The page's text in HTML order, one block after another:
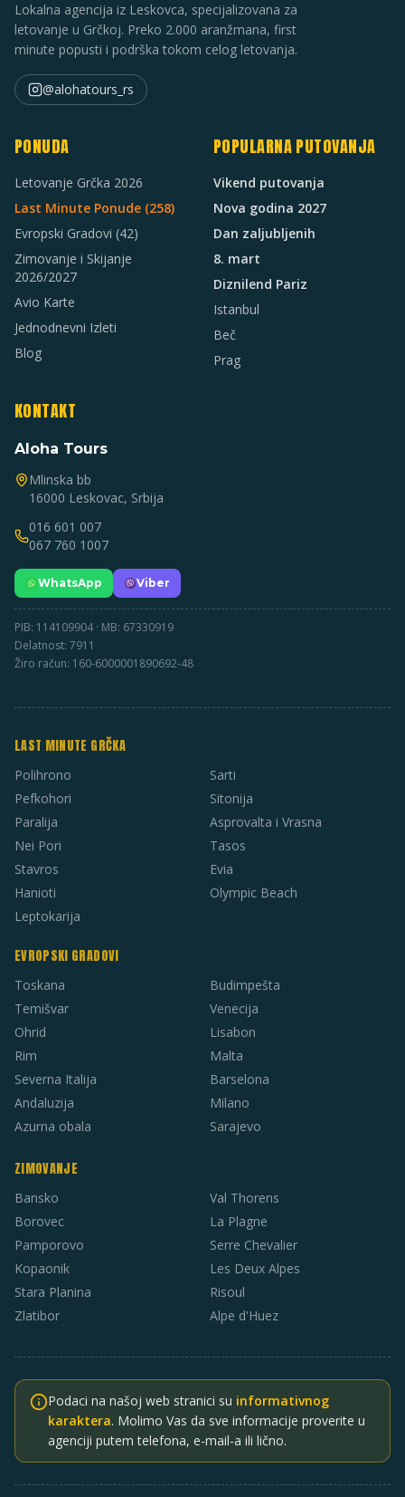
Lokalna agencija iz Leskovca, specijalizovana za
letovanje u Grčkoj. Preko 2.000 aranžmana, first
minute popusti i podrška tokom celog letovanja.
@alohatours_rs
PONUDA
Letovanje Grčka 2026
Last Minute Ponude (258)
Evropski Gradovi (42)
Zimovanje i Skijanje
2026/2027
Avio Karte
Jednodnevni Izleti
Blog
POPULARNA PUTOVANJA
Vikend putovanja
Nova godina 2027
Dan zaljubljenih
8. mart
Diznilend Pariz
Istanbul
Beč
Prag
KONTAKT
Aloha Tours
Mlinska bb
16000 Leskovac, Srbija
016 601 007
067 760 1007
WhatsApp Viber
PIB: 114109904 · MB: 67330919
Delatnost: 7911
Žiro račun: 160-6000001890692-48
LAST MINUTE GRČKA
Polihrono
Pefkohori
Paralija
Nei Pori
Stavros
Hanioti
Leptokarija
Sarti
Sitonija
Asprovalta i Vrasna
Tasos
Evia
Olympic Beach
EVROPSKI GRADOVI
Toskana
Temišvar
Ohrid
Rim
Severna Italija
Andaluzija
Azurna obala
Budimpešta
Venecija
Lisabon
Malta
Barselona
Milano
Sarajevo
ZIMOVANJE
Bansko
Borovec
Pamporovo
Kopaonik
Stara Planina
Zlatibor
Val Thorens
La Plagne
Serre Chevalier
Les Deux Alpes
Risoul
Alpe d'Huez
Podaci na našoj web stranici su informativnog
karaktera. Molimo Vas da sve informacije proverite u
agenciji putem telefona, e-mail-a ili lično.